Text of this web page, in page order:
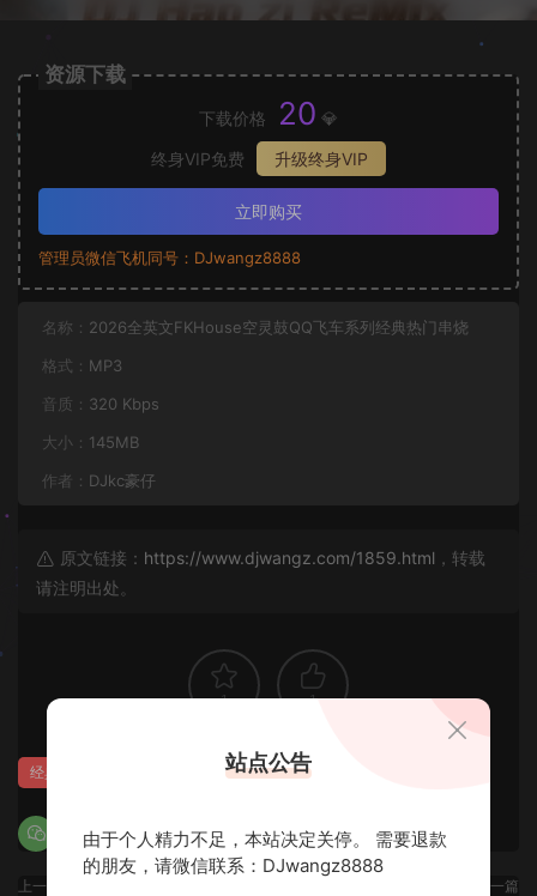
资源下载
下载价格 20 💎
终身VIP免费
升级终身VIP
立即购买
管理员微信飞机同号：DJwangz8888
名称： 2026全英文FKHouse空灵鼓QQ飞车系列经典热门串烧
格式： MP3
音质： 320 Kbps
大小： 145MB
作者： DJkc豪仔
原文链接： https://www.djwangz.com/1859.html ，转载
请注明出处。
1 1
经典英文
上一篇 下一篇
站点公告
由于个人精力不足，本站决定关停。 需要退款
的朋友，请微信联系：DJwangz8888